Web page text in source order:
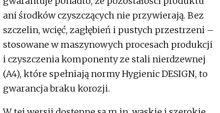
ani środków czyszczących nie przywierają. Bez
szczelin, wcięć, zagłębień i pustych przestrzeni –
stosowane w maszynowych procesach produkcji
i czyszczenia komponenty ze stali nierdzewnej
(A4), które spełniają normy Hygienic DESIGN, to
gwarancja braku korozji.